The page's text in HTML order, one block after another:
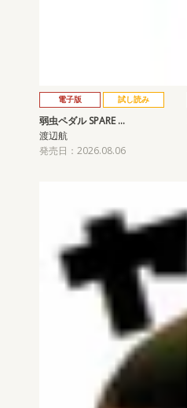
電子版 試し読み
弱虫ペダル SPARE …
渡辺航
発売日：2026.08.06